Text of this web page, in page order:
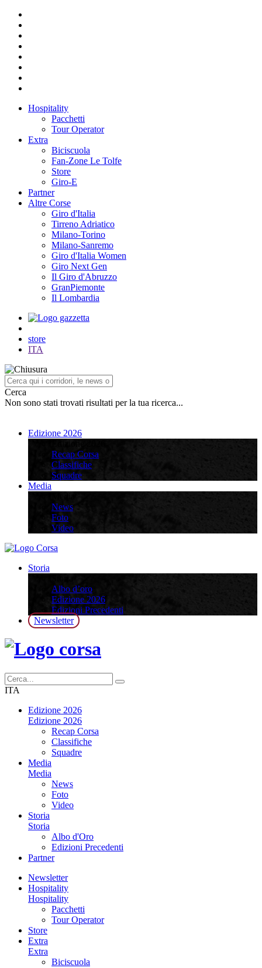
Hospitality
Pacchetti
Tour Operator
Extra
Biciscuola
Fan-Zone Le Tolfe
Store
Giro-E
Partner
Altre Corse
Giro d'Italia
Tirreno Adriatico
Milano-Torino
Milano-Sanremo
Giro d'Italia Women
Giro Next Gen
Il Giro d'Abruzzo
GranPiemonte
Il Lombardia
store
ITA
Cerca
Non sono stati trovati risultati per la tua ricerca...
Edizione 2026
Recap Corsa
Classifiche
Squadre
Media
News
Foto
Video
Storia
Albo d’oro
Edizione 2026
Edizioni Precedenti
Newsletter
ITA
Edizione 2026
Edizione 2026
Recap Corsa
Classifiche
Squadre
Media
Media
News
Foto
Video
Storia
Storia
Albo d'Oro
Edizioni Precedenti
Partner
Newsletter
Hospitality
Hospitality
Pacchetti
Tour Operator
Store
Extra
Extra
Biciscuola